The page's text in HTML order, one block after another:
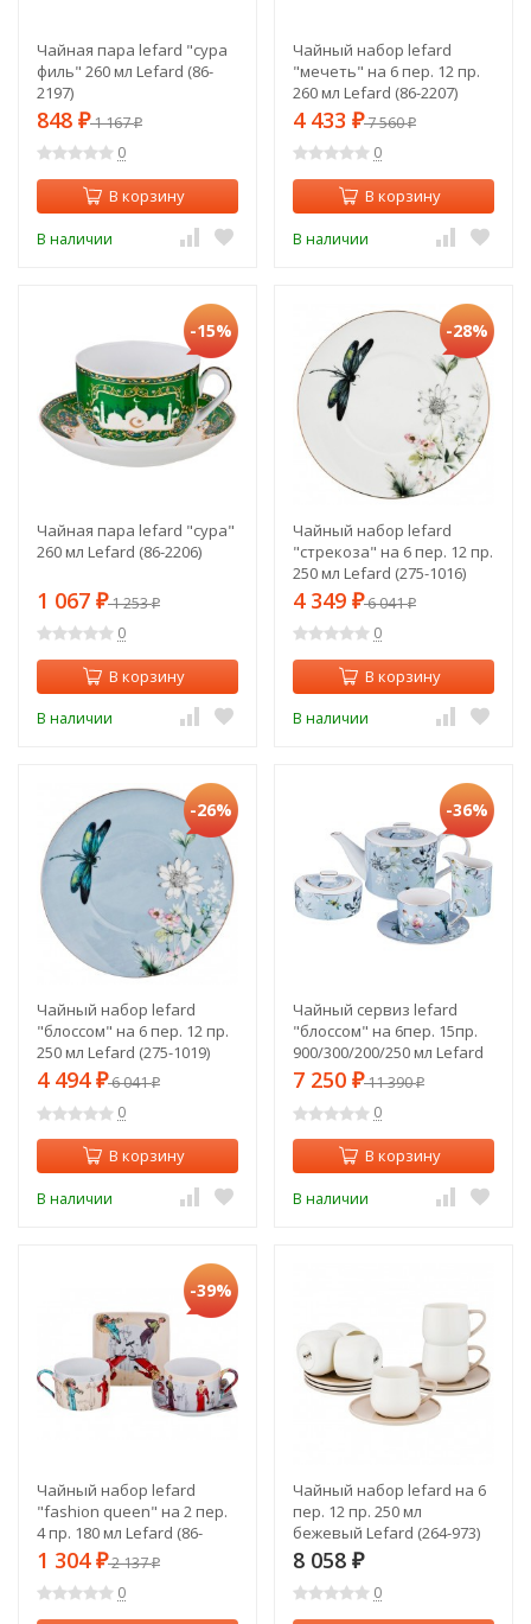
Чайная пара lefard "сура
филь" 260 мл Lefard (86-
2197)
848 ₽1 167₽
0
В корзину
В наличии
Чайный набор lefard
"мечеть" на 6 пер. 12 пр.
260 мл Lefard (86-2207)
4 433 ₽7 560₽
0
В корзину
В наличии
-15%
Чайная пара lefard "сура"
260 мл Lefard (86-2206)
1 067 ₽1 253₽
0
В корзину
В наличии
-28%
Чайный набор lefard
"стрекоза" на 6 пер. 12 пр.
250 мл Lefard (275-1016)
4 349 ₽6 041₽
0
В корзину
В наличии
-26%
Чайный набор lefard
"блоссом" на 6 пер. 12 пр.
250 мл Lefard (275-1019)
4 494 ₽6 041₽
0
В корзину
В наличии
-36%
Чайный сервиз lefard
"блоссом" на 6пер. 15пр.
900/300/200/250 мл Lefard
(275-1012)
7 250 ₽11 390₽
0
В корзину
В наличии
-39%
Чайный набор lefard
"fashion queen" на 2 пер.
4 пр. 180 мл Lefard (86-
1635)
1 304 ₽2 137₽
0
Чайный набор lefard на 6
пер. 12 пр. 250 мл
бежевый Lefard (264-973)
8 058 ₽
0